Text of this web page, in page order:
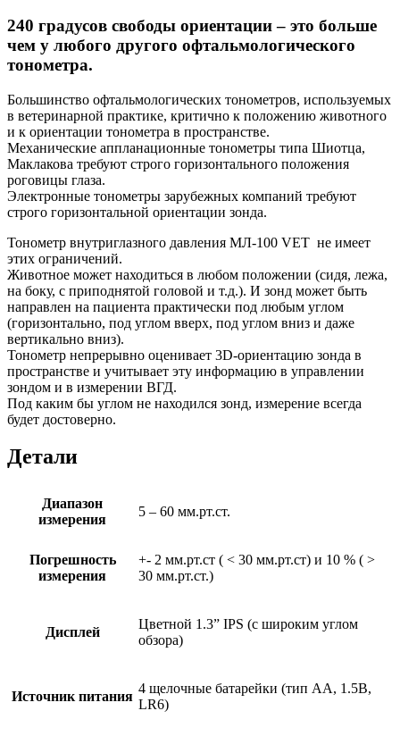
240 градусов свободы ориентации – это больше
чем у любого другого офтальмологического
тонометра.
Большинство офтальмологических тонометров, используемых
в ветеринарной практике, критично к положению животного
и к ориентации тонометра в пространстве.
Механические аппланационные тонометры типа Шиотца,
Маклакова требуют строго горизонтального положения
роговицы глаза.
Электронные тонометры зарубежных компаний требуют
строго горизонтальной ориентации зонда.
Тонометр внутриглазного давления МЛ-100 VET не имеет
этих ограничений.
Животное может находиться в любом положении (сидя, лежа,
на боку, с приподнятой головой и т.д.). И зонд может быть
направлен на пациента практически под любым углом
(горизонтально, под углом вверх, под углом вниз и даже
вертикально вниз).
Тонометр непрерывно оценивает 3D-ориентацию зонда в
пространстве и учитывает эту информацию в управлении
зондом и в измерении ВГД.
Под каким бы углом не находился зонд, измерение всегда
будет достоверно.
Детали
Диапазон
измерения
5 – 60 мм.рт.ст.
Погрешность
измерения
+- 2 мм.рт.ст ( < 30 мм.рт.ст) и 10 % ( >
30 мм.рт.ст.)
Дисплей
Цветной 1.3” IPS (с широким углом
обзора)
Источник питания
4 щелочные батарейки (тип АА, 1.5В,
LR6)